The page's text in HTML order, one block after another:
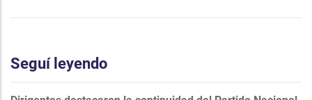
Seguí leyendo